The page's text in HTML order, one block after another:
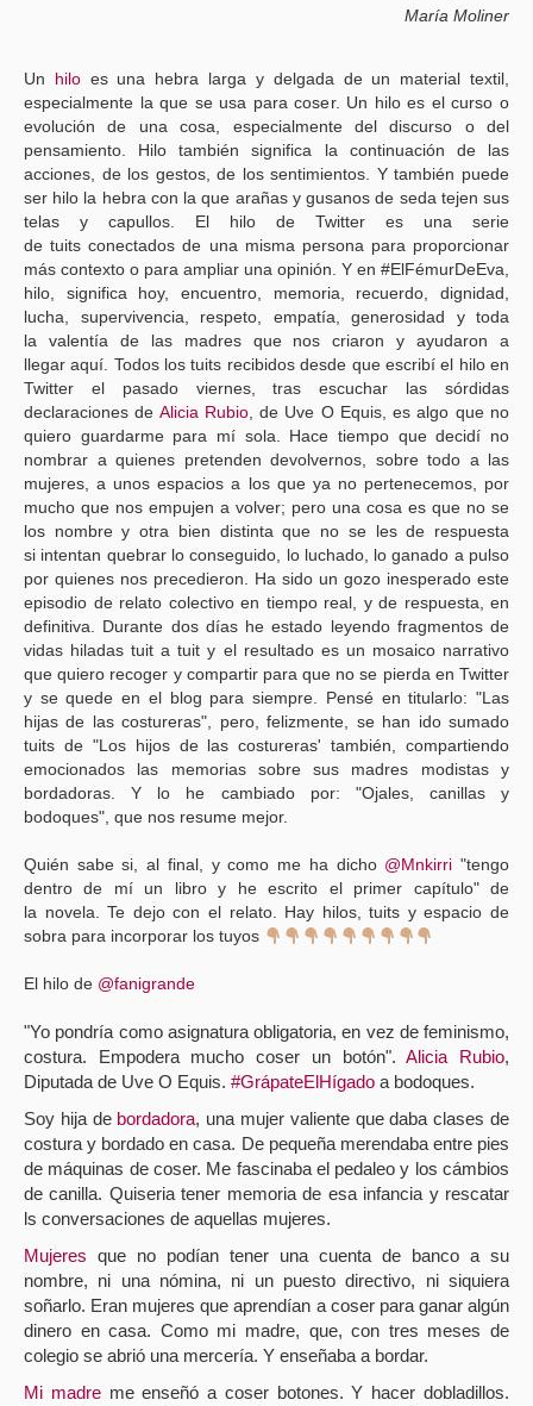
María Moliner
Un hiloes una hebra larga y delgada de un material textil,
especialmente la que se usa para coser. Un hilo es el curso o
evolución de una cosa, especialmente del discurso o del
pensamiento. Hilo también significa la continuación de las
acciones, de los gestos, de los sentimientos. Y también puede
ser hilo la hebra con la que arañas y gusanos de seda tejen sus
telas y capullos. El hilo de Twitter es una serie
de tuits conectados de una misma persona para proporcionar
más contexto o para ampliar una opinión. Y en #ElFémurDeEva,
hilo, significa hoy, encuentro, memoria, recuerdo, dignidad,
lucha, supervivencia, respeto, empatía, generosidad y toda
la valentía de las madres que nos criaron y ayudaron a
llegar aquí. Todos los tuits recibidos desde que escribí el hilo en
Twitter el pasado viernes, tras escuchar las sórdidas
declaraciones de Alicia Rubio, de Uve O Equis, es algo que no
quiero guardarme para mí sola. Hace tiempo que decidí no
nombrar a quienes pretenden devolvernos, sobre todo a las
mujeres, a unos espacios a los que ya no pertenecemos, por
mucho que nos empujen a volver; pero una cosa es que no se
los nombre y otra bien distinta que no se les de respuesta
si intentan quebrar lo conseguido, lo luchado, lo ganado a pulso
por quienes nos precedieron. Ha sido un gozo inesperado este
episodio de relato colectivo en tiempo real, y de respuesta, en
definitiva. Durante dos días he estado leyendo fragmentos de
vidas hiladas tuit a tuit y el resultado es un mosaico narrativo
que quiero recoger y compartir para que no se pierda en Twitter
y se quede en el blog para siempre. Pensé en titularlo: "Las
hijas de las costureras", pero, felizmente, se han ido sumado
tuits de "Los hijos de las costureras' también, compartiendo
emocionados las memorias sobre sus madres modistas y
bordadoras. Y lo he cambiado por: "Ojales, canillas y
bodoques", que nos resume mejor.
Quién sabe si, al final, y como me ha dicho @Mnkirri "tengo
dentro de mí un libro y he escrito el primer capítulo" de
la novela. Te dejo con el relato. Hay hilos, tuits y espacio de
sobra para incorporar los tuyos
El hilo de @fanigrande
"Yo pondría como asignatura obligatoria, en vez de feminismo,
costura. Empodera mucho coser un botón".Alicia Rubio,
Diputada de Uve O Equis. #GrápateElHígado a bodoques.
Soy hija de bordadora, una mujer valiente que daba clases de
costura y bordado en casa. De pequeña merendaba entre pies
de máquinas de coser. Me fascinaba el pedaleo y los cámbios
de canilla. Quiseria tener memoria de esa infancia y rescatar
ls conversaciones de aquellas mujeres.
Mujeres que no podían tener una cuenta de banco a su
nombre, ni una nómina, ni un puesto directivo, ni siquiera
soñarlo. Eran mujeres que aprendían a coser para ganar algún
dinero en casa. Como mi madre, que, con tres meses de
colegio se abrió una mercería. Y enseñaba a bordar.
Mi madreme enseñó a coser botones. Y hacer dobladillos.